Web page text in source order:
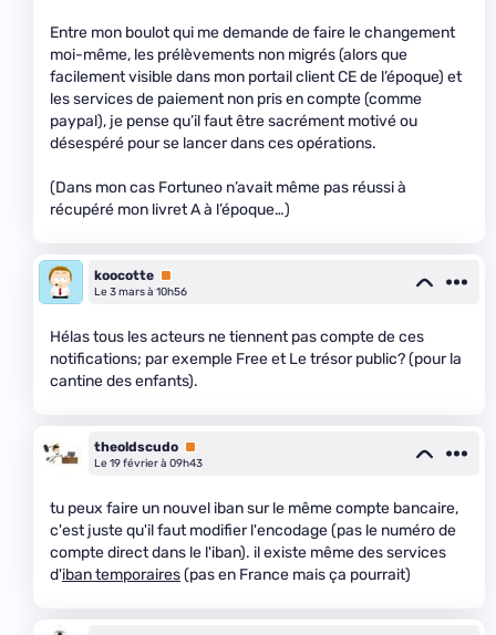
Entre mon boulot qui me demande de faire le changement
moi-même, les prélèvements non migrés (alors que
facilement visible dans mon portail client CE de l’époque) et
les services de paiement non pris en compte (comme
paypal), je pense qu’il faut être sacrément motivé ou
désespéré pour se lancer dans ces opérations.
(Dans mon cas Fortuneo n’avait même pas réussi à
récupéré mon livret A à l’époque…)
koocotte Premium
Le 3 mars à 10h56
Hélas tous les acteurs ne tiennent pas compte de ces
notifications; par exemple Free et Le trésor public? (pour la
cantine des enfants).
theoldscudo Premium
Le 19 février à 09h43
tu peux faire un nouvel iban sur le même compte bancaire,
c'est juste qu'il faut modifier l'encodage (pas le numéro de
compte direct dans le l'iban). il existe même des services
d'iban temporaires(pas en France mais ça pourrait)